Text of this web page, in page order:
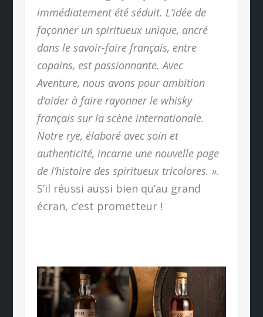
immédiatement été séduit. L’idée de
façonner un spiritueux unique, ancré
dans le savoir-faire français, entre
copains, est passionnante. Avec
Aventure, nous avons pour ambition
d’aider à faire rayonner le whisky
français sur la scène internationale.
Notre rye, élaboré avec soin et
authenticité, incarne une nouvelle page
de l’histoire des spiritueux tricolores. ».
S’il réussi aussi bien qu’au grand
écran, c’est prometteur !